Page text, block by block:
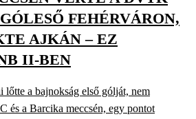
FEHÉRVÁRON,
AJKÁN – EZ
II-BEN
lőtte a bajnokság első gólját, nem
és a Barcika meccsén, egy pontot